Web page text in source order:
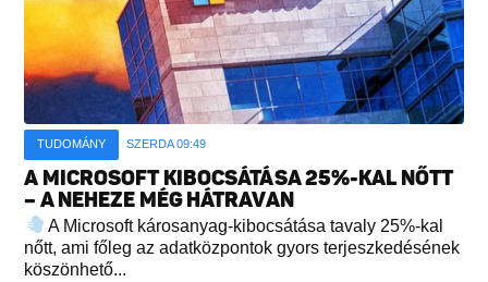
TUDOMÁNY SZERDA 09:49
A MICROSOFT KIBOCSÁTÁSA 25%-KAL NŐTT
– A NEHEZE MÉG HÁTRAVAN
A Microsoft károsanyag-kibocsátása tavaly 25%-kal
nőtt, ami főleg az adatközpontok gyors terjeszkedésének
köszönhető...